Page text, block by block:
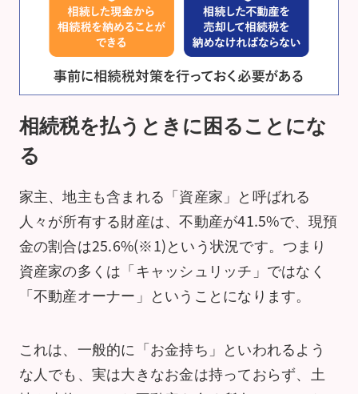
相続税を払うときに困ることにな
る
家主、地主も含まれる「資産家」と呼ばれる
人々が所有する財産は、不動産が41.5%で、現預
金の割合は25.6%(※1)という状況です。つまり
資産家の多くは「キャッシュリッチ」ではなく
「不動産オーナー」ということになります。
これは、一般的に「お金持ち」といわれるよう
な人でも、実は大きなお金は持っておらず、土